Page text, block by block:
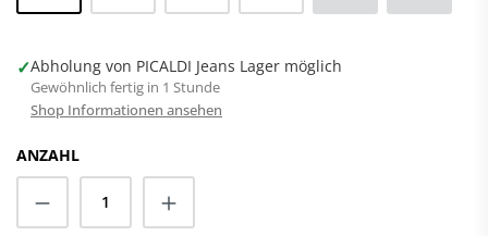
✓Abholung von PICALDI Jeans Lager möglich
Gewöhnlich fertig in 1 Stunde
Shop Informationen ansehen
ANZAHL